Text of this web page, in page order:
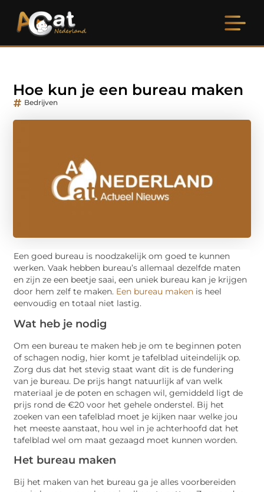
Hoe kun je een bureau maken
Bedrijven
Een goed bureau is noodzakelijk om goed te kunnen
werken. Vaak hebben bureau’s allemaal dezelfde maten
en zijn ze een beetje saai, een uniek bureau kan je krijgen
door hem zelf te maken. Een bureau maken is heel
eenvoudig en totaal niet lastig.
Wat heb je nodig
Om een bureau te maken heb je om te beginnen poten
of schagen nodig, hier komt je tafelblad uiteindelijk op.
Zorg dus dat het stevig staat want dit is de fundering
van je bureau. De prijs hangt natuurlijk af van welk
materiaal je de poten en schagen wil, gemiddeld ligt de
prijs rond de €20 voor het gehele onderstel. Bij het
zoeken van een tafelblad moet je kijken naar welke jou
het meeste aanstaat, hou wel in je achterhoofd dat het
tafelblad wel om maat gezaagd moet kunnen worden.
Het bureau maken
Bij het maken van het bureau ga je alles voorbereiden